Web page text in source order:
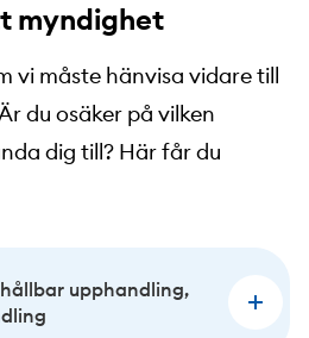
myndighet
vi måste hänvisa vidare till
du osäker på vilken
dig till? Här får du
upphandling,